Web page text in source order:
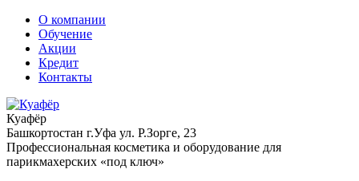
О компании
Обучение
Акции
Кредит
Контакты
Куафёр
Башкортостан г.Уфа ул. Р.Зорге, 23
Профессиональная косметика и оборудование для
парикмахерских «под ключ»